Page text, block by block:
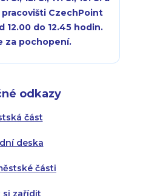
odkazy
část
deska
části
si zařídit
pracovišti CzechPoint
12.00 do 12.45 hodin.
za pochopení.